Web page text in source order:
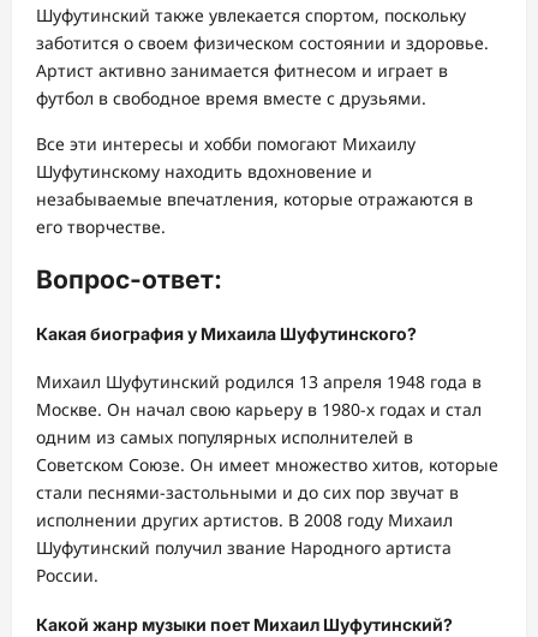
Шуфутинский также увлекается спортом, поскольку
заботится о своем физическом состоянии и здоровье.
Артист активно занимается фитнесом и играет в
футбол в свободное время вместе с друзьями.
Все эти интересы и хобби помогают Михаилу
Шуфутинскому находить вдохновение и
незабываемые впечатления, которые отражаются в
его творчестве.
Вопрос-ответ:
Какая биография у Михаила Шуфутинского?
Михаил Шуфутинский родился 13 апреля 1948 года в
Москве. Он начал свою карьеру в 1980-х годах и стал
одним из самых популярных исполнителей в
Советском Союзе. Он имеет множество хитов, которые
стали песнями-застольными и до сих пор звучат в
исполнении других артистов. В 2008 году Михаил
Шуфутинский получил звание Народного артиста
России.
Какой жанр музыки поет Михаил Шуфутинский?